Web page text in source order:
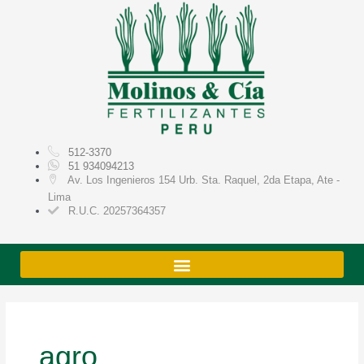
512-3370
51 934094213
Av. Los Ingenieros 154 Urb. Sta. Raquel, 2da Etapa, Ate -
Lima
R.U.C. 20257364357
agro